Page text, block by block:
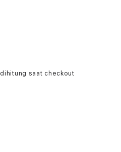
dihitung saat checkout